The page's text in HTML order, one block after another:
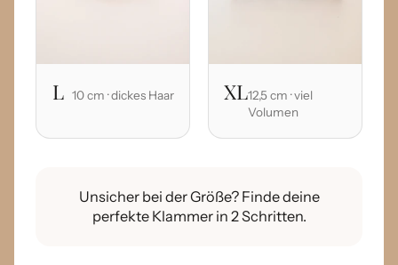
L 10 cm · dickes Haar XL12,5 cm · viel
Volumen
Unsicher bei der Größe? Finde deine
perfekte Klammer in 2 Schritten.